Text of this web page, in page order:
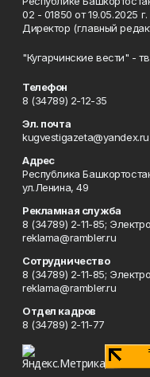
02 - 01850 от 19.05.2025 г.
Директор (главный
"Кугарчинские вести" -
Телефон
8 (34789) 2-12-35
Эл. почта
kugvestigazeta@yandex.ru
Адрес
Республика
ул.Ленина, 49
Рекламная служба
8 (34789) 2-11-85;
reklama@rambler.ru
Сотрудничество
8 (34789) 2-11-85;
reklama@rambler.ru
Отдел кадров
8 (34789) 2-11-77